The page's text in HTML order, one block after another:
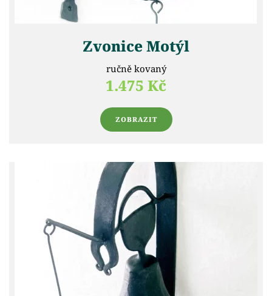
Zvonice Motýl
ručně kovaný
1.475 Kč
ZOBRAZIT